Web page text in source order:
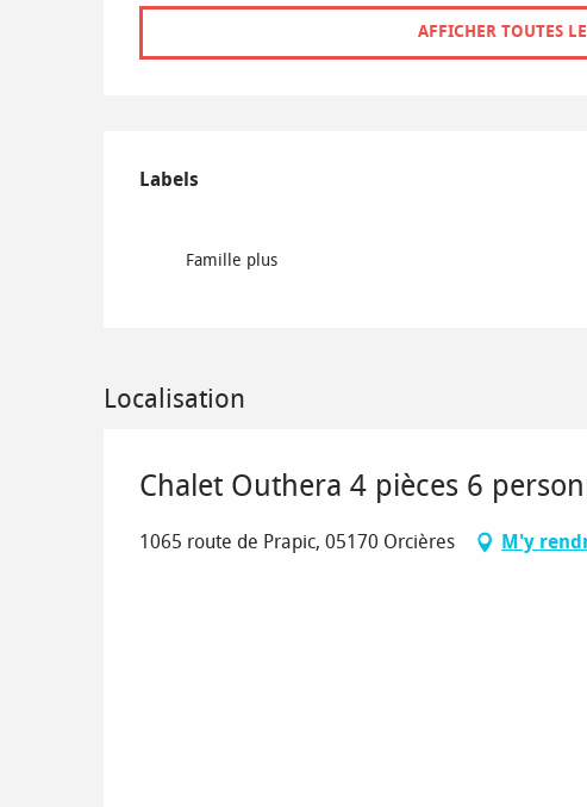
AFFICHER TOUTES
Offres de prestations
Labels
Labels
Famille plus
Localisation
Chalet Outhera 4 pièces 6
1065 route de Prapic, 05170 Orcières M'y